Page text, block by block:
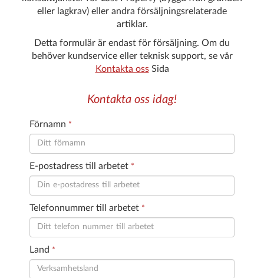
eller lagkrav) eller andra försäljningsrelaterade
artiklar.
Detta formulär är endast för försäljning. Om du
behöver kundservice eller teknisk support, se vår
Kontakta ossSida
Kontakta oss idag!
Förnamn *
E-postadress till arbetet *
Telefonnummer till arbetet *
Land *